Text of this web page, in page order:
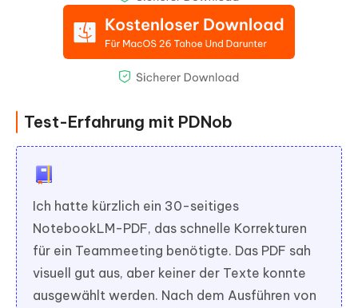
Test-Erfahrung mit PDNob
Ich hatte kürzlich ein 30-seitiges
NotebookLM-PDF, das schnelle Korrekturen
für ein Teammeeting benötigte. Das PDF sah
visuell gut aus, aber keiner der Texte konnte
ausgewählt werden. Nach dem Ausführen von